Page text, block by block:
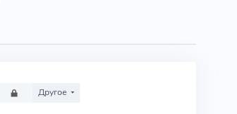
Другое